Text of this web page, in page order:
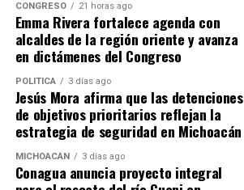
Comparte con:
CONGRESO 21 horas ago
Emma Rivera fortalece agenda con
alcaldes de la región oriente y avanza
en dictámenes del Congreso
POLÍTICA 3 días ago
Jesús Mora afirma que las detenciones
de objetivos prioritarios reflejan la
estrategia de seguridad en Michoacán
MICHOACÁN 3 días ago
Conagua anuncia proyecto integral